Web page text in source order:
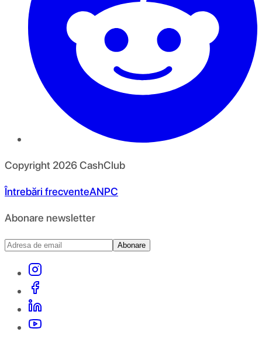
Copyright 2026CashClub
Întrebări frecventeANPC
Abonare newsletter
Abonare